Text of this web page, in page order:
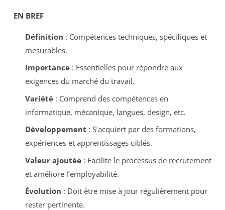
EN BREF
Définition : Compétences techniques, spécifiques et
mesurables.
Importance: Essentielles pour répondre aux
exigences du marché du travail.
Variété: Comprend des compétences en
informatique, mécanique, langues, design, etc.
Développement : S’acquiert par des formations,
expériences et apprentissages ciblés.
Valeur ajoutée: Facilite le processus de recrutement
et améliore l’employabilité.
Évolution : Doit être mise à jour régulièrement pour
rester pertinente.